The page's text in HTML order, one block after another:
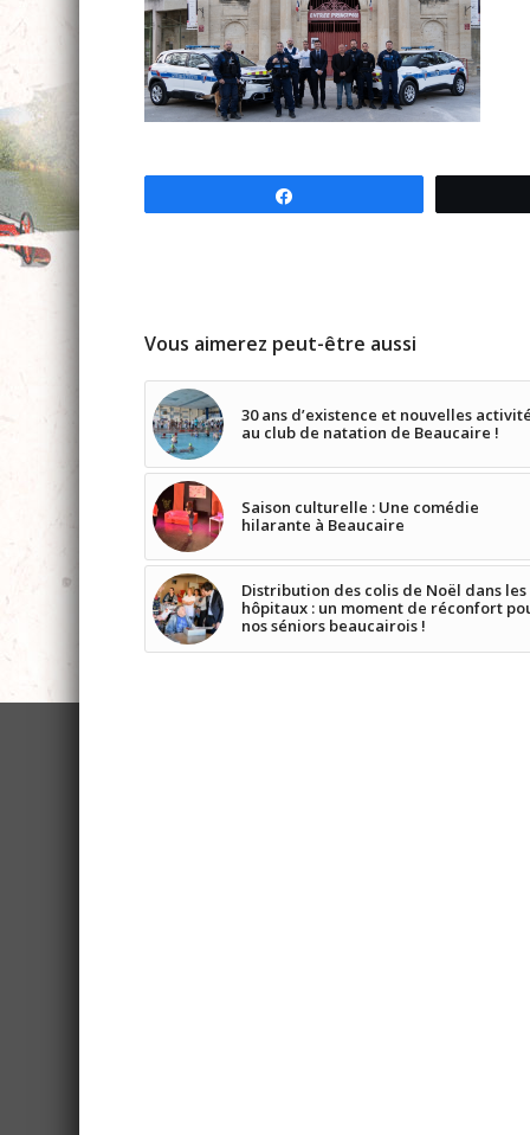
Vous aimerez peut-être aussi
30 ans d’existence et nouvelles
au club de natation de Beaucaire !
Saison culturelle : Une comédie
hilarante à Beaucaire
Distribution des colis de Noël dans les
hôpitaux : un moment de réconfort
nos séniors beaucairois !